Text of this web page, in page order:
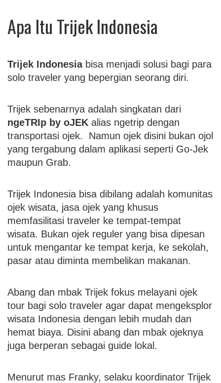
Apa Itu Trijek Indonesia
Trijek Indonesiabisa menjadi solusi bagi para
solo traveler yang bepergian seorang diri.
Trijek sebenarnya adalah singkatan dari
ngeTRIp by oJEK alias ngetrip dengan
transportasi ojek. Namun ojek disini bukan ojol
yang tergabung dalam aplikasi seperti Go-Jek
maupun Grab.
Trijek Indonesia bisa dibilang adalah komunitas
ojek wisata, jasa ojek yang khusus
memfasilitasi traveler ke tempat-tempat
wisata. Bukan ojek reguler yang bisa dipesan
untuk mengantar ke tempat kerja, ke sekolah,
pasar atau diminta membelikan makanan.
Abang dan mbak Trijek fokus melayani ojek
tour bagi solo traveler agar dapat mengeksplor
wisata Indonesia dengan lebih mudah dan
hemat biaya. Disini abang dan mbak ojeknya
juga berperan sebagai guide lokal.
Menurut mas Franky, selaku koordinator Trijek